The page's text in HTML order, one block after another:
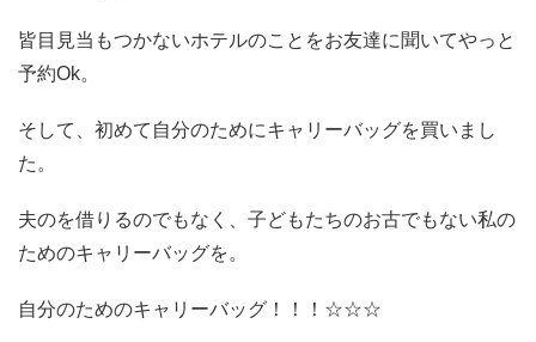
皆目見当もつかないホテルのことをお友達に聞いてやっと
予約Ok。
そして、初めて自分のためにキャリーバッグを買いまし
た。
夫のを借りるのでもなく、子どもたちのお古でもない私の
ためのキャリーバッグを。
自分のためのキャリーバッグ！！！☆☆☆